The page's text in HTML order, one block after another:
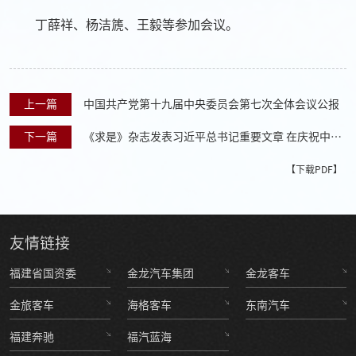
丁薛祥、杨洁篪、王毅等参加会议。
上一篇 中国共产党第十九届中央委员会第七次全体会议公报
下一篇 《求是》杂志发表习近平总书记重要文章 在庆祝中国
【下载PDF】
友情链接
福建省国资委 金龙汽车集团 金龙客车
金旅客车 海格客车 东南汽车
福建奔驰 福汽蓝海